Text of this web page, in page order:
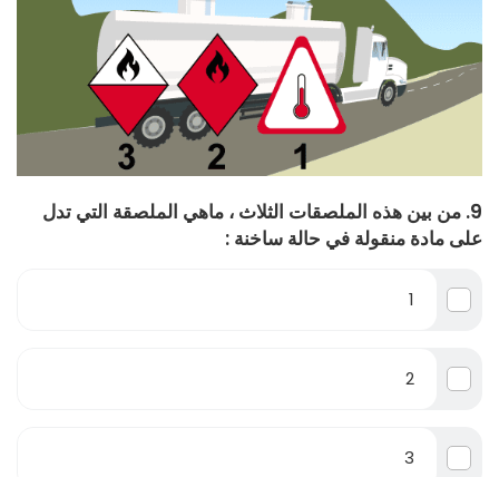
9. من بين هذه الملصقات الثلاث ، ماهي الملصقة التي تدل
على مادة منقولة في حالة ساخنة :
1
2
3